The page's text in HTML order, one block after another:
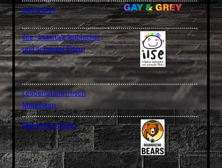
MONNEM PRIDE
Gay & Grey
Ilse - Initiative lesbischer
und schwuler Eltern
Lesbenstammtisch
Mannheim
Mannheim Bears